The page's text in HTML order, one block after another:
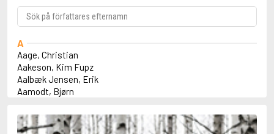
A
Aage, Christian
Aakeson, Kim Fupz
Aalbæk Jensen, Erik
Aamodt, Bjørn
Abbey, Kieran
Abbot, Anthony